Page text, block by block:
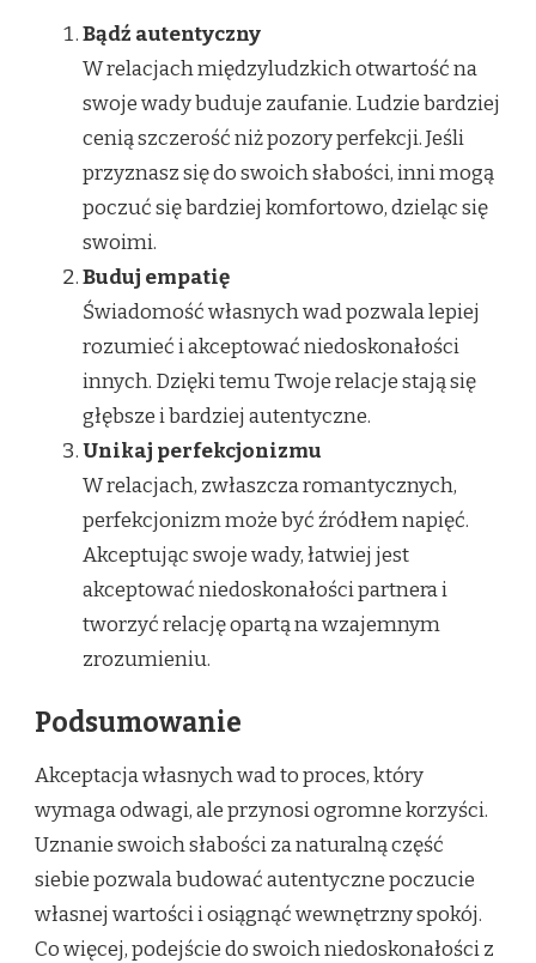
Bądź autentyczny
W relacjach międzyludzkich otwartość na
swoje wady buduje zaufanie. Ludzie bardziej
cenią szczerość niż pozory perfekcji. Jeśli
przyznasz się do swoich słabości, inni mogą
poczuć się bardziej komfortowo, dzieląc się
swoimi.
Buduj empatię
Świadomość własnych wad pozwala lepiej
rozumieć i akceptować niedoskonałości
innych. Dzięki temu Twoje relacje stają się
głębsze i bardziej autentyczne.
Unikaj perfekcjonizmu
W relacjach, zwłaszcza romantycznych,
perfekcjonizm może być źródłem napięć.
Akceptując swoje wady, łatwiej jest
akceptować niedoskonałości partnera i
tworzyć relację opartą na wzajemnym
zrozumieniu.
Podsumowanie
Akceptacja własnych wad to proces, który
wymaga odwagi, ale przynosi ogromne korzyści.
Uznanie swoich słabości za naturalną część
siebie pozwala budować autentyczne poczucie
własnej wartości i osiągnąć wewnętrzny spokój.
Co więcej, podejście do swoich niedoskonałości z